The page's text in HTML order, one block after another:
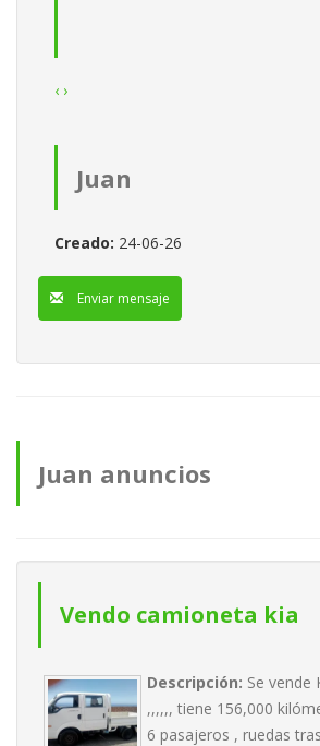
‹ ›
Juan
Creado: 24-06-26
Enviar mensaje
Juan anuncios
Vendo camioneta kia
Descripción: Se vende
,,,,,, tiene 156,000
6 pasajeros , ruedas